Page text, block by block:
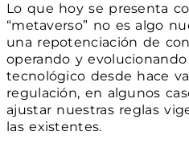
Lo que hoy se presenta
“metaverso” no es algo
una repotenciación de
operando y
tecnológico desde hace
regulación, en algunos
ajustar nuestras reglas
las existentes.